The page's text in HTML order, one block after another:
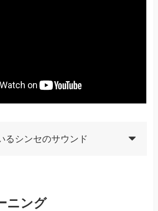
るシンセのサウンド
ニング